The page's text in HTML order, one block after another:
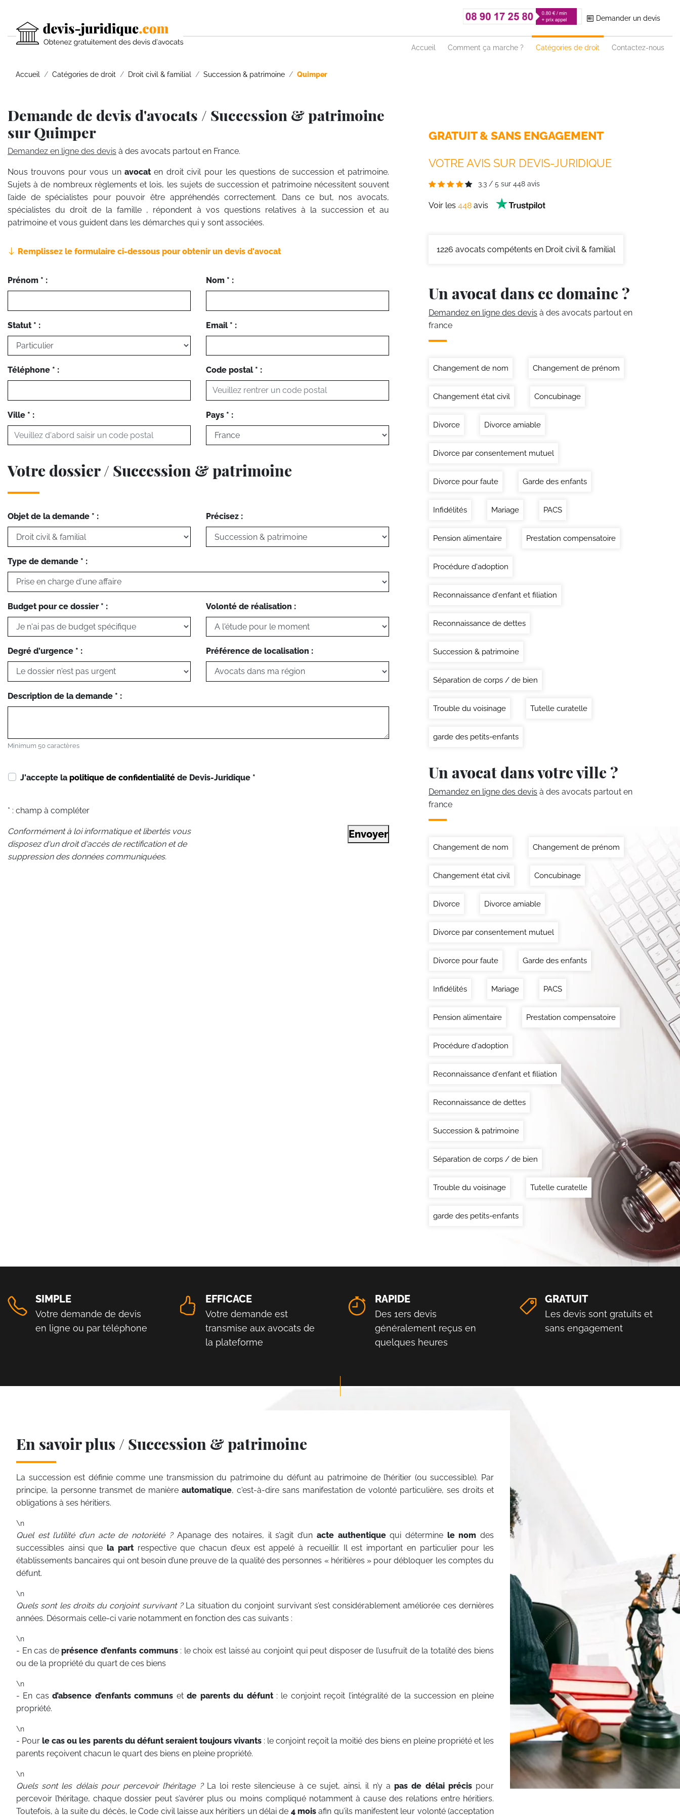
Demander un devis
Accueil Comment ça marche ? Catégories de droit Contactez-nous
Accueil Catégories de droit Droit civil & familial Succession & patrimoine Quimper
Demande de devis d'avocats / Succession & patrimoine
sur Quimper
Demandez en ligne des devis à des avocats partout en France.
Nous trouvons pour vous un avocaten droit civil pour les questions de succession et patrimoine.
Sujets à de nombreux règlements et lois, les sujets de succession et patrimoine nécessitent souvent
l’aide de spécialistes pour pouvoir être appréhendés correctement. Dans ce but, nos avocats,
spécialistes du droit de la famille , répondent à vos questions relatives à la succession et au
patrimoine et vous guident dans les démarches qui y sont associées.
Remplissez le formulaire ci-dessous pour obtenir un devis d'avocat
Prénom * : Nom * :
Statut * : Email * :
Téléphone * : Code postal * :
Ville * : Pays * :
Votre dossier / Succession & patrimoine
Objet de la demande * : Précisez :
Type de demande * :
Budget pour ce dossier * : Volonté de réalisation :
Degré d'urgence * : Préférence de localisation :
Description de la demande * :
Minimum 50 caractères
J'accepte la politique de confidentialité de Devis-Juridique *
* : champ à compléter
Conformément à loi informatique et libertés vous
disposez d'un droit d'accès de rectification et de
suppression des données communiquées.
Envoyer
GRATUIT & SANS ENGAGEMENT
VOTRE AVIS SUR DEVIS-JURIDIQUE
3.3 / 5 sur 448 avis
Voir les 448 avis
1226 avocats compétents en Droit civil & familial
Un avocat dans ce domaine ?
Demandez en ligne des devis à des avocats partout en
france
Changement de nom Changement de prénom
Changement état civil Concubinage
Divorce Divorce amiable
Divorce par consentement mutuel
Divorce pour faute Garde des enfants
Infidélités Mariage PACS
Pension alimentaire Prestation compensatoire
Procédure d'adoption
Reconnaissance d'enfant et filiation
Reconnaissance de dettes
Succession & patrimoine
Séparation de corps / de bien
Trouble du voisinage Tutelle curatelle
garde des petits-enfants
Un avocat dans votre ville ?
Demandez en ligne des devis à des avocats partout en
france
Changement de nom Changement de prénom
Changement état civil Concubinage
Divorce Divorce amiable
Divorce par consentement mutuel
Divorce pour faute Garde des enfants
Infidélités Mariage PACS
Pension alimentaire Prestation compensatoire
Procédure d'adoption
Reconnaissance d'enfant et filiation
Reconnaissance de dettes
Succession & patrimoine
Séparation de corps / de bien
Trouble du voisinage Tutelle curatelle
garde des petits-enfants
SIMPLE
Votre demande de devis
en ligne ou par téléphone
EFFICACE
Votre demande est
transmise aux avocats de
la plateforme
RAPIDE
Des 1ers devis
généralement reçus en
quelques heures
GRATUIT
Les devis sont gratuits et
sans engagement
En savoir plus / Succession & patrimoine
La succession est définie comme une transmission du patrimoine du défunt au patrimoine de l’héritier (ou successible). Par
principe, la personne transmet de manière automatique, c'est-à-dire sans manifestation de volonté particulière, ses droits et
obligations à ses héritiers.
\n
Quel est l’utilité d’un acte de notoriété ? Apanage des notaires, il s’agit d’un acte authentiquequi détermine le nomdes
successibles ainsi quela partrespective que chacun d’eux est appelé à recueillir. Il est important en particulier pour les
établissements bancaires qui ont besoin d’une preuve de la qualité des personnes « héritières » pour débloquer les comptes du
défunt.
\n
Quels sont les droits du conjoint survivant ?La situation du conjoint survivant s’est considérablement améliorée ces dernières
années. Désormais celle-ci varie notamment en fonction des cas suivants :
\n
- En cas deprésence d’enfants communs: le choix est laissé au conjoint qui peut disposer de l’usufruit de la totalité des biens
ou de la propriété du quart de ces biens
\n
- En casd’absence d’enfants communs etde parents du défunt: le conjoint reçoit l’intégralité de la succession en pleine
propriété.
\n
- Pourle cas ou les parents du défunt seraient toujours vivants: le conjoint reçoit la moitié des biens en pleine propriété et les
parents reçoivent chacun le quart des biens en pleine propriété.
\n
Quels sont les délais pour percevoir l’héritage ? La loi reste silencieuse à ce sujet, ainsi, il n’y a pas de délai précis pour
percevoir l’héritage, chaque dossier peut s’avérer plus ou moins compliqué notamment à cause des relations entre héritiers.
Toutefois, à la suite du décès, le Code civil laisse aux héritiers un délai de 4 mois afin qu’ils manifestent leur volonté (acceptation